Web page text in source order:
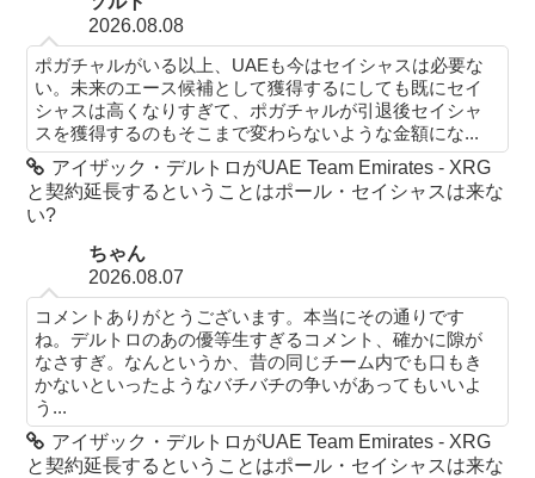
2026.08.08
ポガチャルがいる以上、UAEも今はセイシャスは必要な
い。未来のエース候補として獲得するにしても既にセイ
シャスは高くなりすぎて、ポガチャルが引退後セイシャ
スを獲得するのもそこまで変わらないような金額にな...
アイザック・デルトロがUAE Team Emirates - XRG
と契約延長するということはポール・セイシャスは来な
い?
ちゃん
2026.08.07
コメントありがとうございます。本当にその通りです
ね。デルトロのあの優等生すぎるコメント、確かに隙が
なさすぎ。なんというか、昔の同じチーム内でも口もき
かないといったようなバチバチの争いがあってもいいよ
う...
アイザック・デルトロがUAE Team Emirates - XRG
と契約延長するということはポール・セイシャスは来な